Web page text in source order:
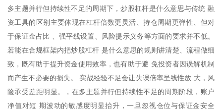
多主题并行但持续性不足的周期下，炒股杠杆是什么意思与传统 融
资工具的区别主要体现在杠杆倍数更灵活、持仓周期更弹性、但对
于保证金占比 、强平线设置、风险提示义务等方面的要求并不低。
若能在合规框架内把炒股杠杆 是什么意思的规则讲清楚、流程做细
致，既有助于提升资金使用效率，也有助于避 免投资者因误解机制
而产生不必要的损失。 实战经验不足会让失误倍率呈线性放 大，风
险承受差距明显。，在多主题并行但持续性不足的周期阶段，账户
净值对短 期波动的敏感度明显抬升，一旦忽视仓位与保证金安全